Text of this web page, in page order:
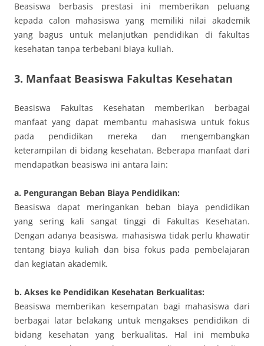
Beasiswa berbasis prestasi ini memberikan peluang
kepada calon mahasiswa yang memiliki nilai akademik
yang bagus untuk melanjutkan pendidikan di fakultas
kesehatan tanpa terbebani biaya kuliah.
3. Manfaat Beasiswa Fakultas Kesehatan
Beasiswa Fakultas Kesehatan memberikan berbagai
manfaat yang dapat membantu mahasiswa untuk fokus
pada pendidikan mereka dan mengembangkan
keterampilan di bidang kesehatan. Beberapa manfaat dari
mendapatkan beasiswa ini antara lain:
a. Pengurangan Beban Biaya Pendidikan:
Beasiswa dapat meringankan beban biaya pendidikan
yang sering kali sangat tinggi di Fakultas Kesehatan.
Dengan adanya beasiswa, mahasiswa tidak perlu khawatir
tentang biaya kuliah dan bisa fokus pada pembelajaran
dan kegiatan akademik.
b. Akses ke Pendidikan Kesehatan Berkualitas:
Beasiswa memberikan kesempatan bagi mahasiswa dari
berbagai latar belakang untuk mengakses pendidikan di
bidang kesehatan yang berkualitas. Hal ini membuka